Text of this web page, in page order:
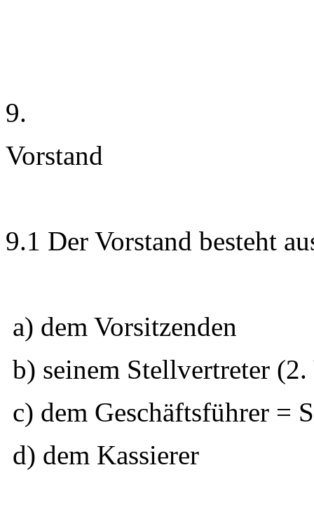
9.
Vorstand
9.1 Der Vorstand besteht
a) dem Vorsitzenden
b) seinem Stellvertreter
c) dem Geschäftsführer =
d) dem Kassierer